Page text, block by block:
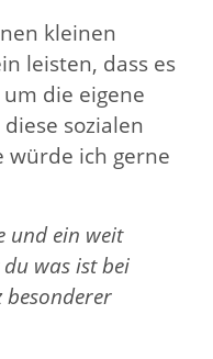
kleinen
leisten, dass es
die eigene
sozialen
würde ich gerne
und ein weit
was ist bei
besonderer